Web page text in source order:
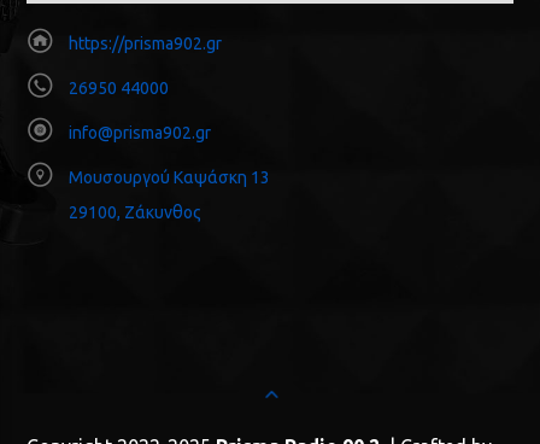
https://prisma902.gr
26950 44000
info@prisma902.gr
Μουσουργού Καψάσκη 13
29100, Ζάκυνθος